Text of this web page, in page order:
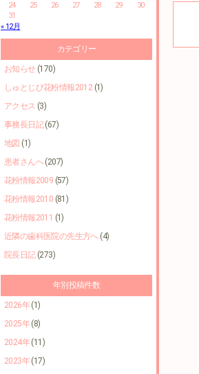
24
25 26 27 28 29
30
31
« 12月
カテゴリー
お知らせ (170)
しゅとじび花粉情報2012(1)
アクセス (3)
事務長日記(67)
地図 (1)
患者さんへ(207)
花粉情報2009 (57)
花粉情報2010 (81)
花粉情報2011 (1)
近隣の歯科医院の先生方へ(4)
院長日記(273)
年別投稿件数
2026年(1)
2025年(8)
2024年(11)
2023年(17)